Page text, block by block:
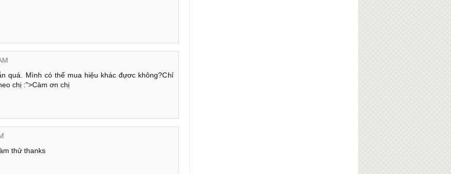
quá. Mình có thể mua hiệu khác đựơc không?Chỉ
chị :">Càm ơn chị
thử thanks